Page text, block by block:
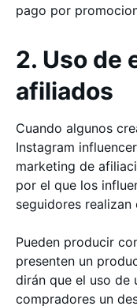
pago por
2. Uso de
afiliados
Cuando algunos
Instagram
marketing de
por el que los
seguidores realizan
Pueden producir
presenten un
dirán que el uso de
compradores un